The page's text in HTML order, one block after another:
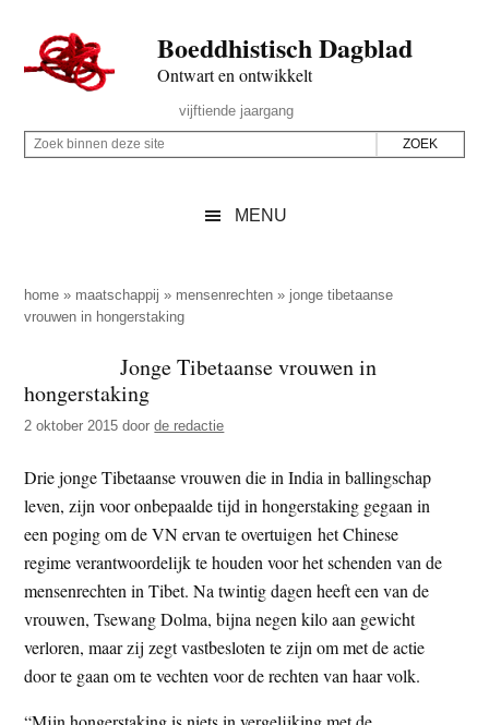
naar
de
inhoud
secondary
naar
de
sidebar
naar
de
Boeddhistisch Dagblad
Ontwart en ontwikkelt
Rechts
vijftiende jaargang
Z
p
d
z
e
i
t
e
Z
i
n
n
d
z
e
s
i
t
e
MENU
home » maatschappij » mensenrechten » jonge tibetaanse
vrouwen in hongerstaking
Jonge Tibetaanse vrouwen in
hongerstaking
2 oktober 2015 doorde redactie
Drie jonge Tibetaanse vrouwen die in India in ballingschap
leven, zijn voor onbepaalde tijd in hongerstaking gegaan in
een poging om de VN ervan te overtuigen het Chinese
regime verantwoordelijk te houden voor het schenden van de
mensenrechten in Tibet. Na twintig dagen heeft een van de
vrouwen, Tsewang Dolma, bijna negen kilo aan gewicht
verloren, maar zij zegt vastbesloten te zijn om met de actie
door te gaan om te vechten voor de rechten van haar volk.